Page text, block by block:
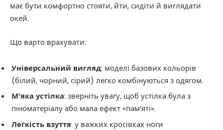
має бути комфортно стояти, йти, сидіти й виглядати
окей.
Що варто врахувати:
Універсальний вигляд: моделі базових кольорів
(білий, чорний, сірий) легко комбінуються з одягом.
М’яка устілка: зверніть увагу, щоб устілка була з
піноматеріалу або мала ефект «пам’яті».
Легкість взуття: у важких кросівках ноги